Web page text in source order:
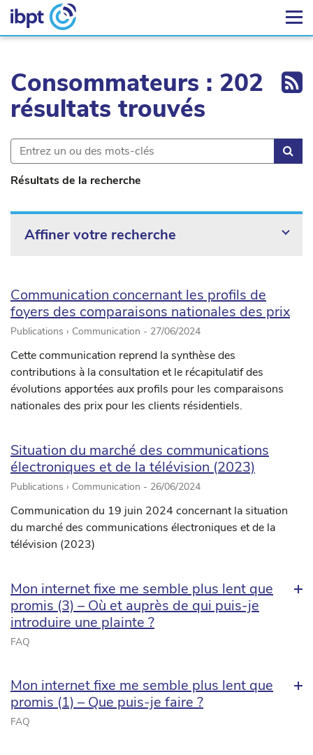
Consommateurs : 202
résultats trouvés
Résultats de la recherche
Affiner votre recherche
Communication concernant les profils de
foyers des comparaisons nationales des prix
Publications › Communication - 27/06/2024
Cette communication reprend la synthèse des
contributions à la consultation et le récapitulatif des
évolutions apportées aux profils pour les comparaisons
nationales des prix pour les clients résidentiels.
Situation du marché des communications
électroniques et de la télévision (2023)
Publications › Communication - 26/06/2024
Communication du 19 juin 2024 concernant la situation
du marché des communications électroniques et de la
télévision (2023)
Mon internet fixe me semble plus lent que
promis (3) – Où et auprès de qui puis-je
introduire une plainte ?
FAQ
Mon internet fixe me semble plus lent que
promis (1) – Que puis-je faire ?
FAQ